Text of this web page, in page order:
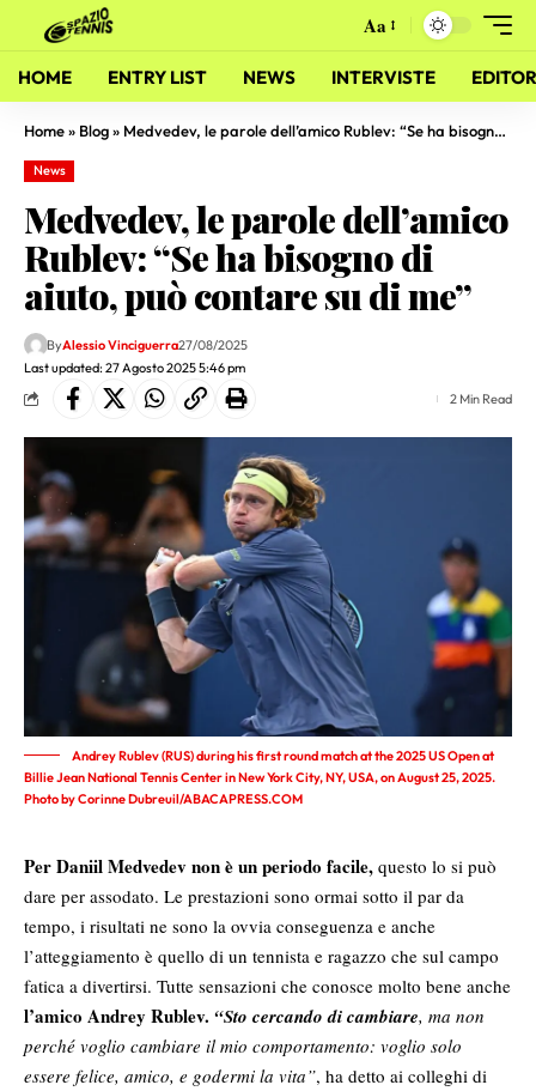
Aa
HOME ENTRY LIST NEWS INTERVISTE
Home» Blog» Medvedev, le parole dell’amico Rublev: “Se ha bisogno di aiuto, può contare su di me”
News
Medvedev, le parole dell’amico
Rublev: “Se ha bisogno di
aiuto, può contare su di me”
Last updated: 27 Agosto 2025 5:46 pm
ByAlessio Vinciguerra27/08/2025
2 Min Read
Andrey Rublev (RUS) during his first round match at the 2025 US Open at
Billie Jean National Tennis Center in New York City, NY, USA, on August 25, 2025.
Photo by Corinne Dubreuil/ABACAPRESS.COM
Per Daniil Medvedev non è un periodo facile, questo lo si può
dare per assodato. Le prestazioni sono ormai sotto il par da
tempo, i risultati ne sono la ovvia conseguenza e anche
l’atteggiamento è quello di un tennista e ragazzo che sul campo
fatica a divertirsi. Tutte sensazioni che conosce molto bene anche
l’amico Andrey Rublev. “Sto cercando di cambiare, ma non
perché voglio cambiare il mio comportamento: voglio solo
essere felice, amico, e godermi la vita”, ha detto ai colleghi di